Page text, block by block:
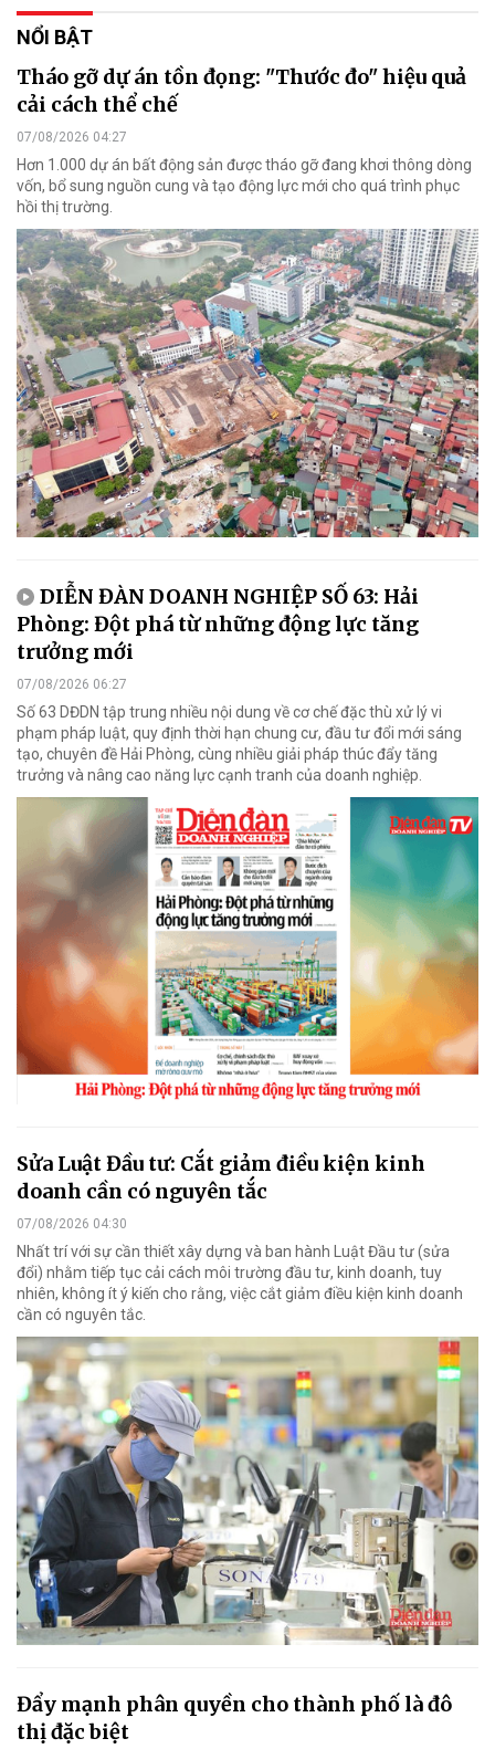
NỔI BẬT
Tháo gỡ dự án tồn đọng: "Thước đo" hiệu quả
cải cách thể chế
07/08/2026 04:27
Hơn 1.000 dự án bất động sản được tháo gỡ đang khơi thông dòng
vốn, bổ sung nguồn cung và tạo động lực mới cho quá trình phục
hồi thị trường.
DIỄN ĐÀN DOANH NGHIỆP SỐ 63: Hải
Phòng: Đột phá từ những động lực tăng
trưởng mới
07/08/2026 06:27
Số 63 DĐDN tập trung nhiều nội dung về cơ chế đặc thù xử lý vi
phạm pháp luật, quy định thời hạn chung cư, đầu tư đổi mới sáng
tạo, chuyên đề Hải Phòng, cùng nhiều giải pháp thúc đẩy tăng
trưởng và nâng cao năng lực cạnh tranh của doanh nghiệp.
Sửa Luật Đầu tư: Cắt giảm điều kiện kinh
doanh cần có nguyên tắc
07/08/2026 04:30
Nhất trí với sự cần thiết xây dựng và ban hành Luật Đầu tư (sửa
đổi) nhằm tiếp tục cải cách môi trường đầu tư, kinh doanh, tuy
nhiên, không ít ý kiến cho rằng, việc cắt giảm điều kiện kinh doanh
cần có nguyên tắc.
Đẩy mạnh phân quyền cho thành phố là đô
thị đặc biệt